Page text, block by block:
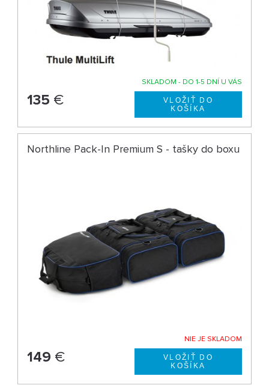
SKLADOM - DO 1-5 DNÍ U VÁS
135 €
Northline Pack-In Premium S - tašky do boxu
NIE JE SKLADOM
149 €